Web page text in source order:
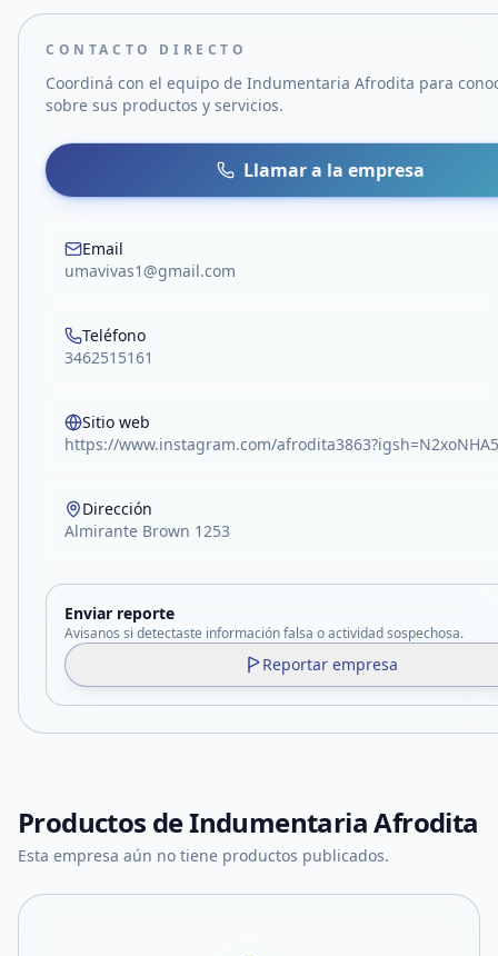
CONTACTO DIRECTO
Coordiná con el equipo de Indumentaria Afrodita para
sobre sus productos y servicios.
Llamar a la empresa
Email
umavivas1@gmail.com
Teléfono
3462515161
Sitio web
https://www.instagram.com/
Dirección
Almirante Brown 1253
Enviar reporte
Avisanos si detectaste información falsa o actividad sospechosa.
Reportar empresa
Productos deIndumentaria Afrodita
Esta empresa aún no tiene productos publicados.